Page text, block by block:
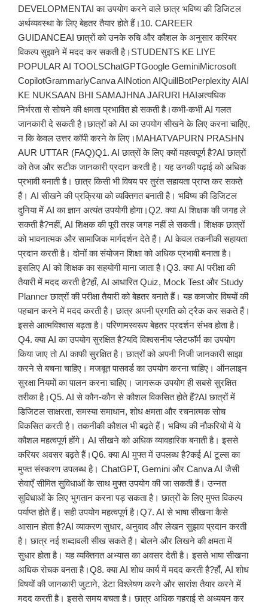
DEVELOPMENTAI का उपयोग करने वाले छात्र भविष्य की डिजिटल
अर्थव्यवस्था के लिए बेहतर तैयार होते हैं।10. CAREER
GUIDANCEAI छात्रों को उनके रुचि और कौशल के अनुसार करियर
विकल्प सुझाने में मदद कर सकती है।STUDENTS KE LIYE
POPULAR AI TOOLSChatGPTGoogle GeminiMicrosoft
CopilotGrammarlyCanva AINotion AIQuillBotPerplexity AIAI
KE NUKSAAN BHI SAMAJHNA JARURI HAIअत्यधिक
निर्भरता से सोचने की क्षमता प्रभावित हो सकती है।कभी-कभी AI गलत
जानकारी दे सकती है।छात्रों को AI का उपयोग सीखने के लिए करना चाहिए,
न कि केवल उत्तर कॉपी करने के लिए।MAHATVAPURN PRASHN
AUR UTTAR (FAQ)Q1. AI छात्रों के लिए क्यों महत्वपूर्ण है?AI छात्रों
को तेज और सटीक जानकारी प्रदान करती है। यह उनकी पढ़ाई को अधिक
प्रभावी बनाती है। छात्र किसी भी विषय पर तुरंत सहायता प्राप्त कर सकते
हैं। AI सीखने की प्रक्रिया को व्यक्तिगत बनाती है। भविष्य की डिजिटल
दुनिया में AI का ज्ञान अत्यंत उपयोगी होगा।Q2. क्या AI शिक्षक की जगह ले
सकती है?नहीं, AI शिक्षक की पूरी तरह जगह नहीं ले सकती। शिक्षक छात्रों
को भावनात्मक और सामाजिक मार्गदर्शन देते हैं। AI केवल तकनीकी सहायता
प्रदान करती है। दोनों का संयोजन शिक्षा को अधिक प्रभावी बनाता है।
इसलिए AI को शिक्षक का सहयोगी माना जाता है।Q3. क्या AI परीक्षा की
तैयारी में मदद करती है?हाँ, AI आधारित Quiz, Mock Test और Study
Planner छात्रों की परीक्षा तैयारी को बेहतर बनाते हैं। यह कमजोर विषयों की
पहचान करने में मदद करती है। छात्र अपनी प्रगति को ट्रैक कर सकते हैं।
इससे आत्मविश्वास बढ़ता है। परिणामस्वरूप बेहतर प्रदर्शन संभव होता है।
Q4. क्या AI का उपयोग सुरक्षित है?यदि विश्वसनीय प्लेटफॉर्म का उपयोग
किया जाए तो AI काफी सुरक्षित है। छात्रों को अपनी निजी जानकारी साझा
करने से बचना चाहिए। मजबूत पासवर्ड का उपयोग करना चाहिए। ऑनलाइन
सुरक्षा नियमों का पालन करना चाहिए। जागरूक उपयोग ही सबसे सुरक्षित
तरीका है।Q5. AI से कौन-कौन से कौशल विकसित होते हैं?AI छात्रों में
डिजिटल साक्षरता, समस्या समाधान, शोध क्षमता और रचनात्मक सोच
विकसित करती है। तकनीकी कौशल भी बढ़ते हैं। भविष्य की नौकरियों में ये
कौशल महत्वपूर्ण होंगे। AI सीखने को अधिक व्यावहारिक बनाती है। इससे
करियर अवसर बढ़ते हैं।Q6. क्या AI मुफ्त में उपलब्ध है?कई AI टूल्स का
मुफ्त संस्करण उपलब्ध है। ChatGPT, Gemini और Canva AI जैसी
सेवाएँ सीमित सुविधाओं के साथ मुफ्त उपयोग की जा सकती हैं। उन्नत
सुविधाओं के लिए भुगतान करना पड़ सकता है। छात्रों के लिए मुफ्त विकल्प
पर्याप्त होते हैं। सही उपयोग महत्वपूर्ण है।Q7. AI से भाषा सीखना कैसे
आसान होता है?AI व्याकरण सुधार, अनुवाद और लेखन सुझाव प्रदान करती
है। छात्र नई शब्दावली सीख सकते हैं। बोलने और लिखने की क्षमता में
सुधार होता है। यह व्यक्तिगत अभ्यास का अवसर देती है। इससे भाषा सीखना
अधिक रोचक बनता है।Q8. क्या AI शोध कार्य में मदद करती है?हाँ, AI शोध
विषयों की जानकारी जुटाने, डेटा विश्लेषण करने और सारांश तैयार करने में
मदद करती है। इससे समय बचता है। छात्र अधिक गहराई से अध्ययन कर